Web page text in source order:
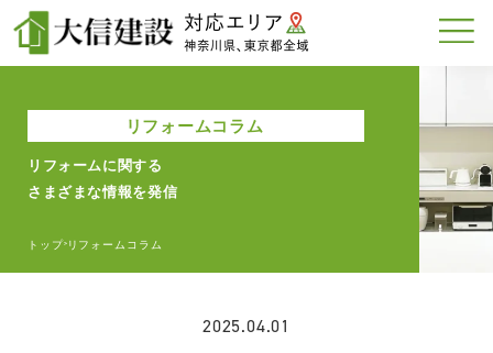
リフォームコラム
リフォームに関する
さまざまな情報を発信
トップ>リフォームコラム
2025.04.01